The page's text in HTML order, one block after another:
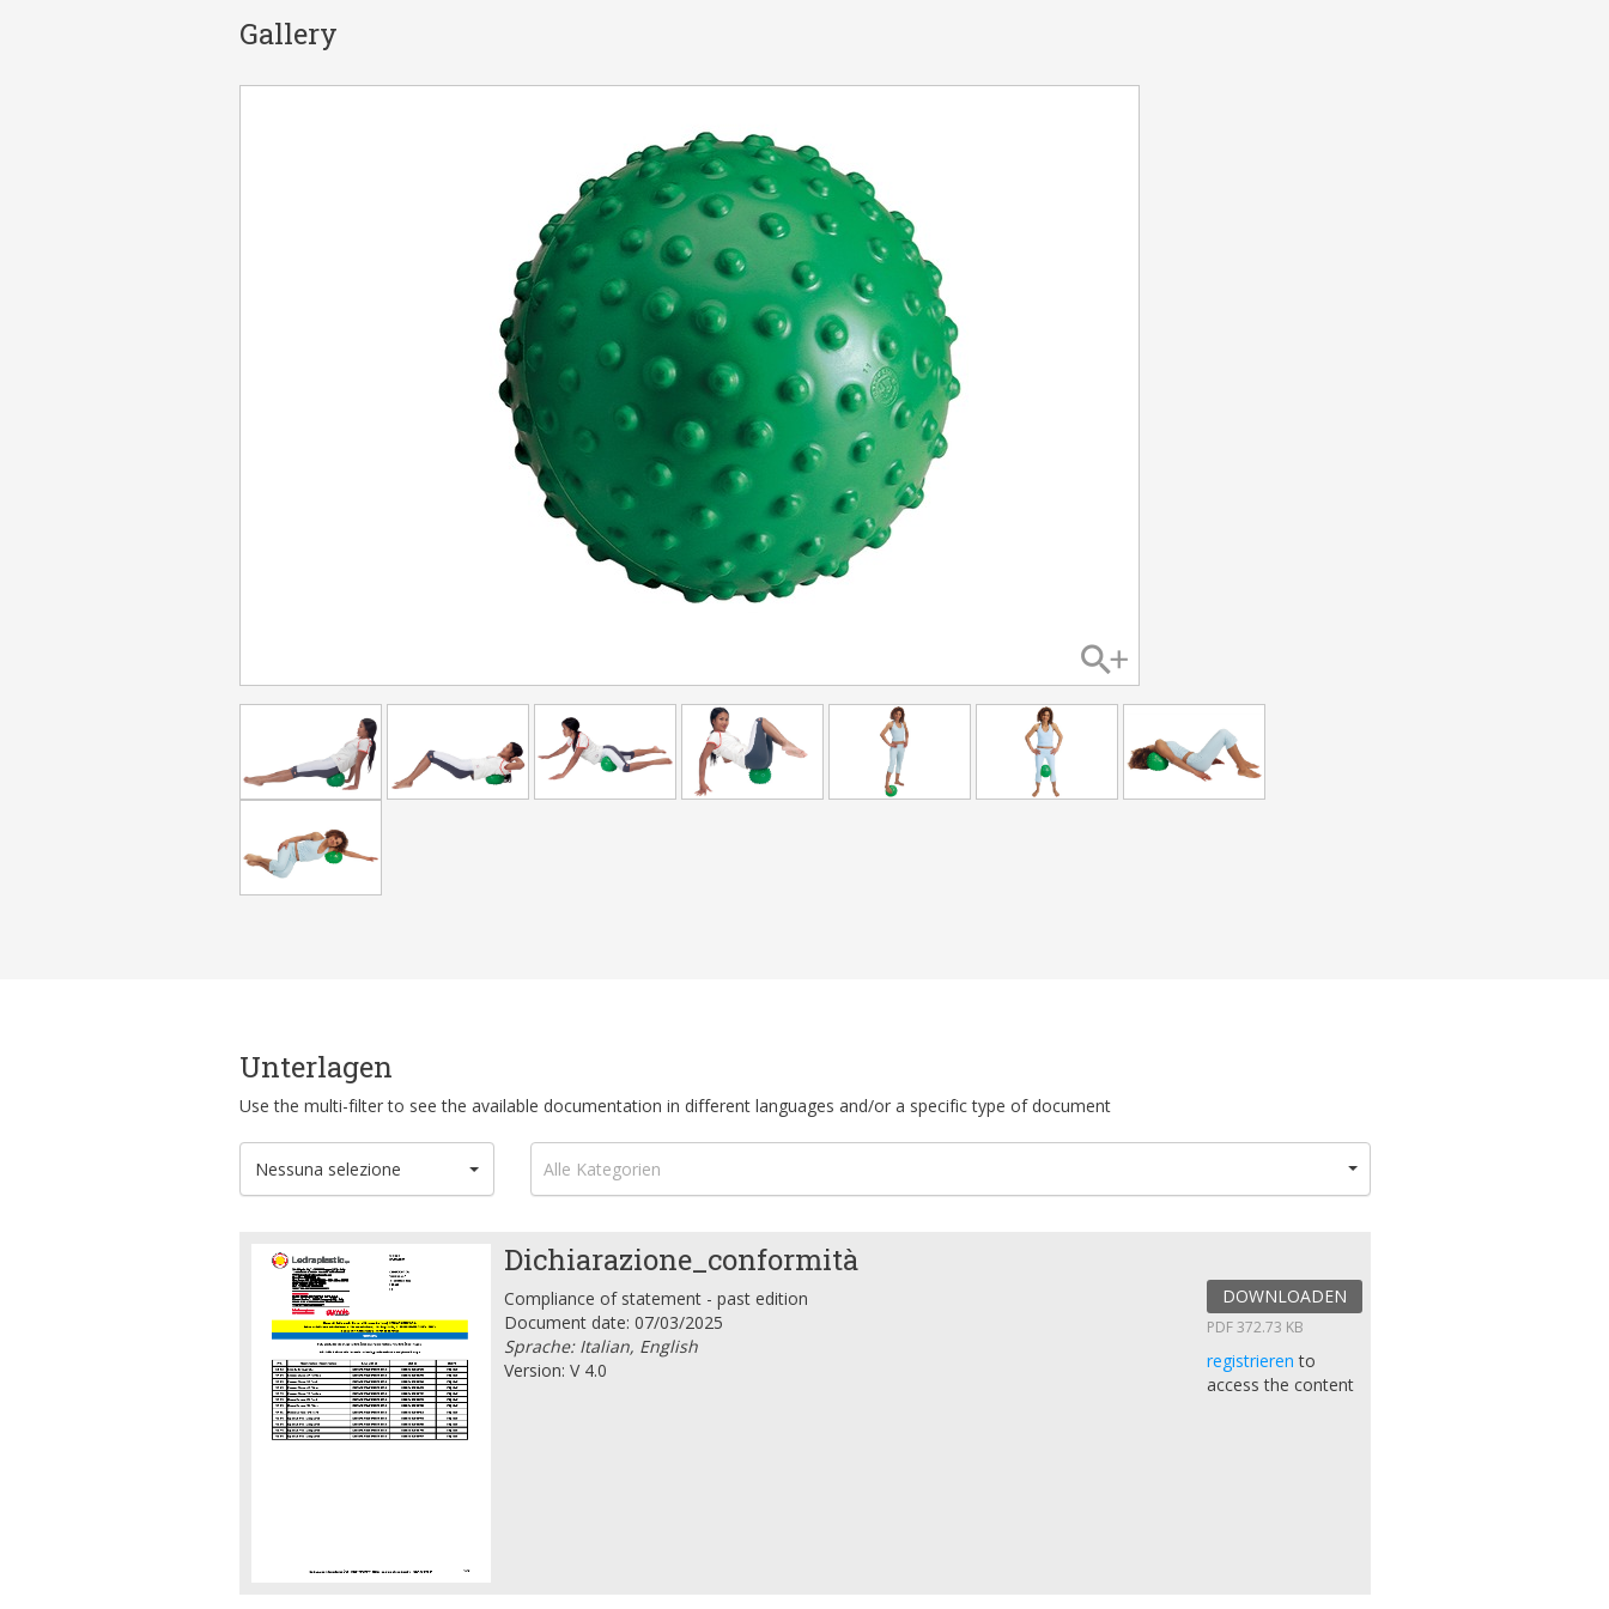
Gallery
Unterlagen
Use the multi-filter to see the available documentation in different languages and/or a specific type of document
Nessuna selezione Alle Kategorien
Dichiarazione_conformità
Compliance of statement - past edition
Document date: 07/03/2025
Sprache: Italian, English
Version: V 4.0
DOWNLOADEN
PDF 372.73 KB
registrierento
access the content